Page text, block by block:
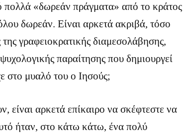
πολλά «δωρεάν πράγματα» από το κράτος
δωρεάν. Είναι αρκετά ακριβά, τόσο
γραφειοκρατικής διαμεσολάβησης,
παραίτησης που δημιουργεί
στο μυαλό του ο Ιησούς;
είναι αρκετά επίκαιρο να σκέφτεστε να
ήταν, στο κάτω κάτω, ένα πολύ